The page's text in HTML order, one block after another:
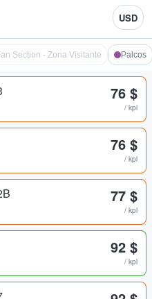
USD
Section - Zona Visitante Palcos
76 $
/ kpl
76 $
/ kpl
77 $
/ kpl
92 $
/ kpl